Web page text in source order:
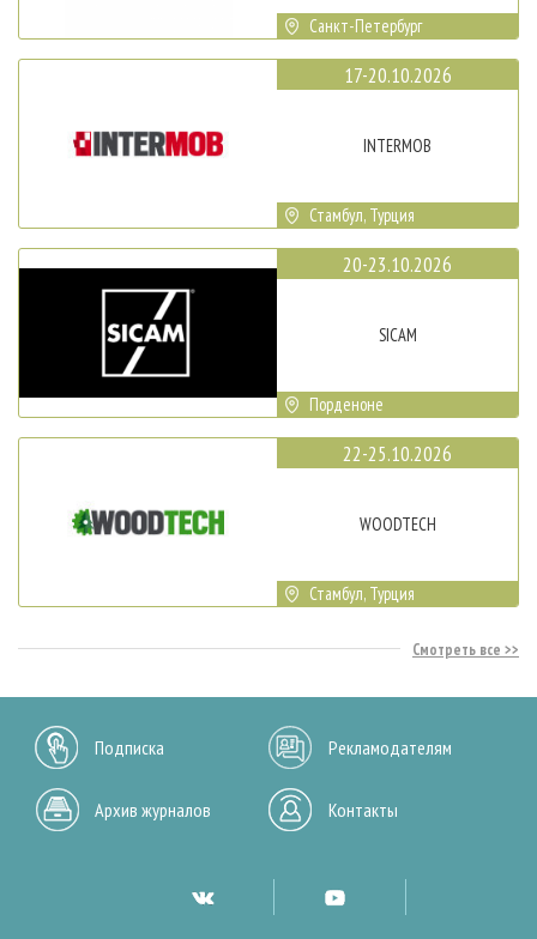
Санкт-Петербург
17-20.10.2026
INTERMOB
Стамбул, Турция
20-23.10.2026
SICAM
Порденоне
22-25.10.2026
WOODTECH
Стамбул, Турция
Смотреть все
Подписка Рекламодателям
Архив журналов Контакты